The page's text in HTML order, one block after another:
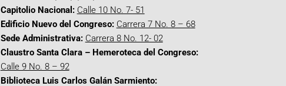
Capitolio Nacional: Calle 10 No. 7- 51
Edificio Nuevo del Congreso: Carrera 7 No. 8 – 68
Sede Administrativa: Carrera 8 No. 12- 02
Claustro Santa Clara – Hemeroteca del Congreso:
Calle 9 No. 8 – 92
Biblioteca Luis Carlos Galán Sarmiento: